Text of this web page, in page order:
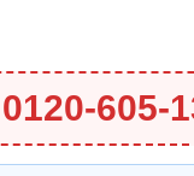
0120-605-